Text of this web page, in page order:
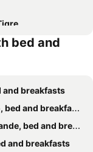
bed and
and breakfasts
and breakfasts
bed and breakfasts
and breakfasts